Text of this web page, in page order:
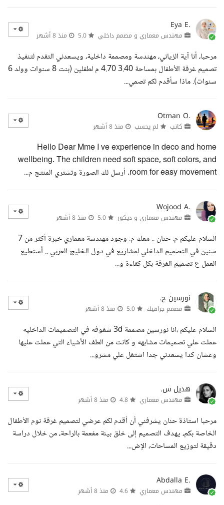
Eya E.
مهندس معماري و مصمم داخلي منذ 8 أشهر
مرحبا، أنا آية الزياني، مهندسة ومصممة داخلية، ويسعدني التقدم لتنفيذ
تصميم غرفة الأطفال بمساحة 3.40 4.70 م لطفلين (بنت 8 سنوات وولد 6
سنوات). ماذا سأقدم لكم تصمي...
Otman O.
كاتب لم يحسب منذ 8 أشهر
Hello Dear Mme I ve experience in deco and home
wellbeing. The children need soft space, soft colors, and
room for easy movement. أرسل لك الصورة وتشتري المنتج م...
Wojood A.
مهندس معماري و ديكور منذ 8 أشهر
السلام عليكم م. حنان .. معك م. وجود مهندسة معماري خبرة أكثر من 7
سنين في التصميم الداخلي لمشاريع في دول الخليج العربي .. أستطيع
العمل ع تصميم الغرفة بكل كفاءة و...
نورسين ح.
مصمم جرافيك منذ 8 أشهر
السلام عليكم ،انا نورسين مصممة 3d شغوفه في التصميمات الداخليه
عملت علي تصميمات مشابهه و كانت من الطف الأشياء التي عملت عليها
وعشان كدا يسعدني جدا اشتغل علي مشرو...
هديل س.
مهندس معماري منذ 8 أشهر
مرحبا استاذة حنان يشرفني أن أقدم لكم عرضي لتصميم غرفة نوم الأطفال
الخاصة بكم، يهدف التصميم إلى خلق بيئة مفعمة بالراحة، من خلال دراسة
دقيقة لتوزيع المساحات، الإض...
Abdalla E.
مهندس معماري منذ 8 أشهر